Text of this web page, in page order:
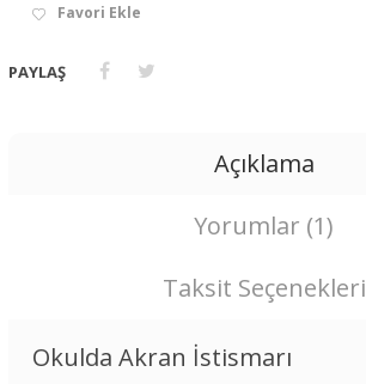
Favori Ekle
PAYLAŞ
Açıklama
Yorumlar (1)
Taksit Seçenekleri
Okulda Akran İstismarı